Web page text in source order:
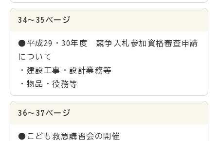
34～35ページ
●平成29・30年度 競争入札参加資格審査申請
について
・建設工事・設計業務等
・物品・役務等
36～37ページ
●こども救急講習会の開催